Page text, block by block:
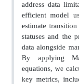
address data
efficient model
estimate
statuses and the
data alongside
By applying
equations, we
key metrics,